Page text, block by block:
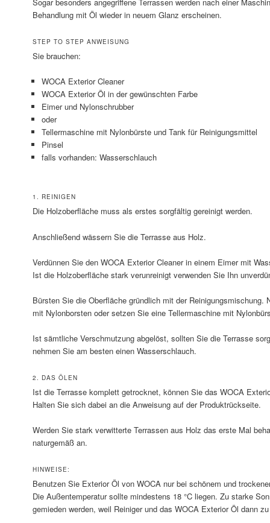
Behandlung mit Öl wieder in neuem Glanz erscheinen.
STEP TO STEP ANWEISUNG
Sie brauchen:
WOCA Exterior Cleaner
WOCA Exterior Öl in der gewünschten Farbe
Eimer und Nylonschrubber
oder
Tellermaschine mit Nylonbürste und Tank für Reinigungsmittel
Pinsel
falls vorhanden: Wasserschlauch
1. REINIGEN
Die Holzoberfläche muss als erstes sorgfältig gereinigt werden.
Anschließend wässern Sie die Terrasse aus Holz.
Verdünnen Sie den WOCA Exterior Cleaner in einem Eimer mit
Ist die Holzoberfläche stark verunreinigt verwenden Sie Ihn
Bürsten Sie die Oberfläche gründlich mit der Reinigungsmischung.
mit Nylonborsten oder setzen Sie eine Tellermaschine mit
Ist sämtliche Verschmutzung abgelöst, sollten Sie die Terrasse
nehmen Sie am besten einen Wasserschlauch.
2. DAS ÖLEN
Ist die Terrasse komplett getrocknet, können Sie das WOCA
Halten Sie sich dabei an die Anweisung auf der Produktrückseite.
Werden Sie stark verwitterte Terrassen aus Holz das erste Mal
naturgemäß an.
HINWEISE:
Benutzen Sie Exterior Öl von WOCA nur bei schönem und
Die Außentemperatur sollte mindestens 18 °C liegen. Zu starke
gemieden werden, weil Reiniger und das WOCA Exterior Öl dann